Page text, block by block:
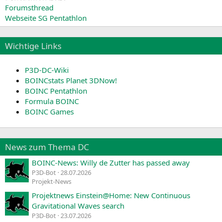
Forumsthread
Webseite SG Pentathlon
Wichtige Links
P3D-DC-Wiki
BOINCstats Planet 3DNow!
BOINC Pentathlon
Formula BOINC
BOINC Games
News zum Thema DC
BOINC-News: Willy de Zutter has passed away
P3D-Bot 28.07.2026
Projekt-News
Projektnews Einstein@Home: New Continuous
Gravitational Waves search
P3D-Bot 23.07.2026